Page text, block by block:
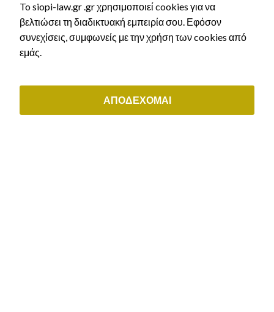
athens@siopi-law.gr
(+30) 211 0035843
Εργατικό δίκαιο & συντάξεις
To siopi-law.gr .gr χρησιμοποιεί cookies για να
βελτιώσει τη διαδικτυακή εμπειρία σου. Εφόσον
συνεχίσεις, συμφωνείς με την χρήση των cookies από
εμάς.
ΑΠΟΔΕΧΟΜΑΙ